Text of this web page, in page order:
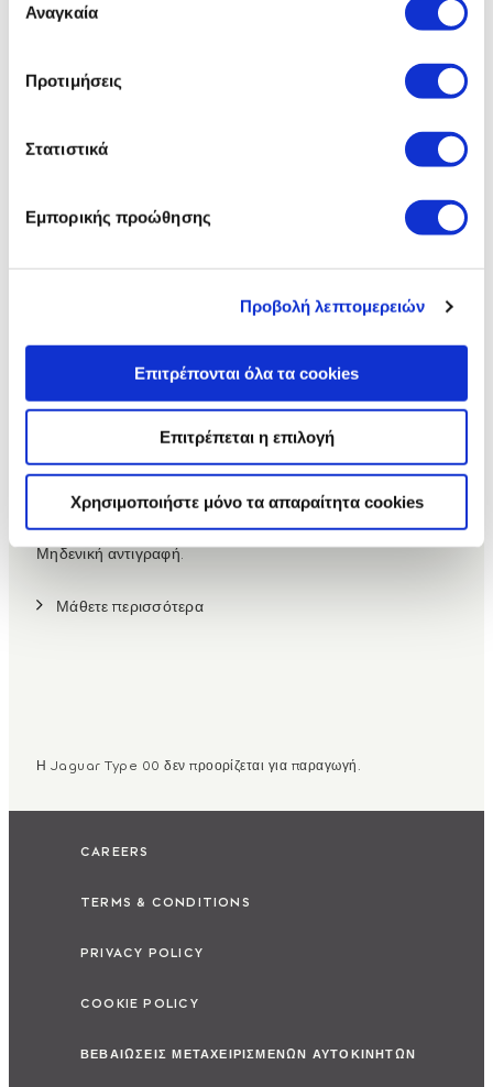
των υπηρεσιών τους.
συγκατάθεσης
Αναγκαία
Προτιμήσεις
Στατιστικά
Εμπορικής προώθησης
Προβολή λεπτομερειών
Επιτρέπονται όλα τα cookies
Επιτρέπεται η επιλογή
Χρησιμοποιήστε μόνο τα απαραίτητα cookies
αντιγραφή.
Η νέα εποχή
Απορρίπτουμε τα καθιερωμένα. Τολμάμε το διαφορετικό.
Μηδενική αντιγραφή.
Μάθετε περισσότερα
Η Jaguar Type 00 δεν προορίζεται για παραγωγή.
CAREERS
TERMS & CONDITIONS
PRIVACY POLICY
COOKIE POLICY
ΒΕΒΑΙΩΣΕΙΣ ΜΕΤΑΧΕΙΡΙΣΜΕΝΩΝ ΑΥΤΟΚΙΝΗΤΩΝ